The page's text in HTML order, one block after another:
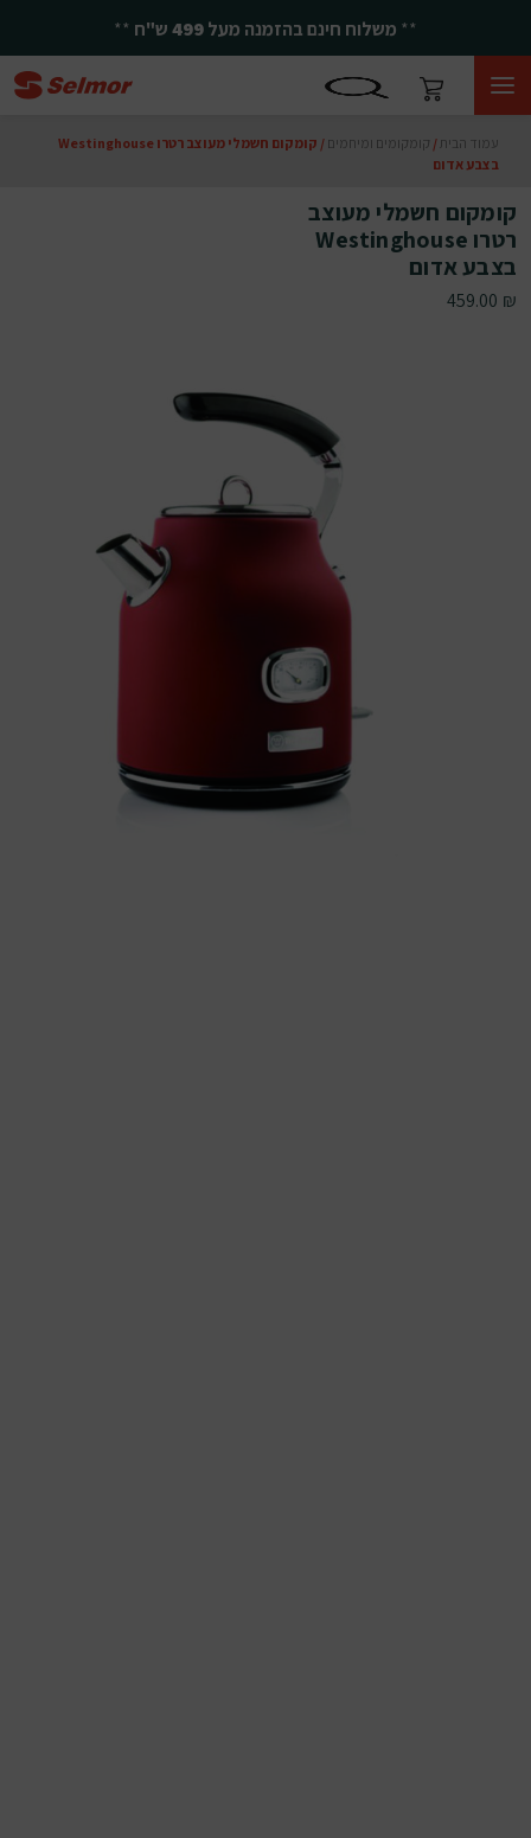
** משלוח חינם בהזמנה מעל499ש"ח **
עמוד הבית / קומקומים ומיחמים
/ קומקום חשמלי מעוצב רטרו Westinghouse
בצבע אדום
קומקום חשמלי מעוצב
רטרו Westinghouse
בצבע אדום
459.00 ₪